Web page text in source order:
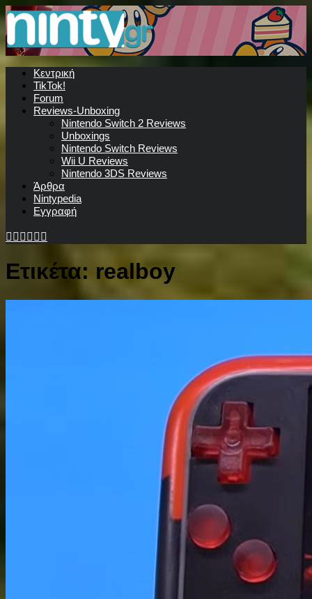
Κεντρική
TikTok!
Forum
Reviews-Unboxing
Nintendo Switch 2 Reviews
Unboxings
Nintendo Switch Reviews
Wii U Reviews
Nintendo 3DS Reviews
Άρθρα
Nintypedia
Εγγραφή
Ετικέτα: realboy